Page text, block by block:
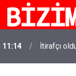
11:14 İtirafçı
11:10 Yusuf